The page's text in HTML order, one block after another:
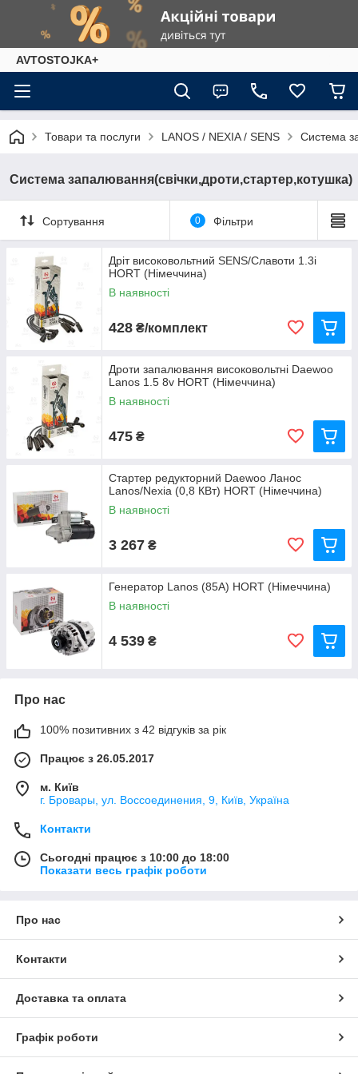
AVTOSTOJKA+
Товари та послуги LANOS / NEXIA / SENS Система
Система запалювання(свічки,дроти,стартер,котушка)
Сортування 0 Фільтри
Дріт високовольтний SENS/Славоти 1.3i
HORT (Німеччина)
В наявності
428 ₴/комплект
Дроти запалювання високовольтні Daewoo
Lanos 1.5 8v HORT (Німеччина)
В наявності
475 ₴
Стартер редукторний Daewoo Ланос
Lanos/Nexia (0,8 КВт) HORT (Німеччина)
В наявності
3 267 ₴
Генератор Lanos (85А) HORT (Німеччина)
В наявності
4 539 ₴
Про нас
100% позитивних з 42 відгуків за рік
Працює з 26.05.2017
м. Київ
г. Бровары, ул. Воссоединения, 9, Київ, Україна
Контакти
Сьогодні працює з 10:00 до 18:00
Показати весь графік роботи
Про нас
Контакти
Доставка та оплата
Графік роботи